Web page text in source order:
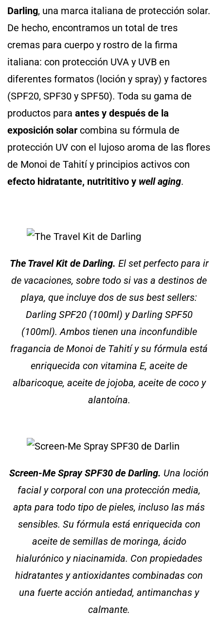
Darling, una marca italiana de protección solar.
De hecho, encontramos un total de tres
cremas para cuerpo y rostro de la firma
italiana: con protección UVA y UVB en
diferentes formatos (loción y spray) y factores
(SPF20, SPF30 y SPF50). Toda su gama de
productos para antes y después de la
exposición solar combina su fórmula de
protección UV con el lujoso aroma de las flores
de Monoi de Tahití y principios activos con
efecto hidratante, nutrititivo y well aging.
The Travel Kit de Darling. El set perfecto para ir
de vacaciones, sobre todo si vas a destinos de
playa, que incluye dos de sus best sellers:
Darling SPF20 (100ml) y Darling SPF50
(100ml). Ambos tienen una inconfundible
fragancia de Monoi de Tahití y su fórmula está
enriquecida con vitamina E, aceite de
albaricoque, aceite de jojoba, aceite de coco y
alantoína.
Screen-Me Spray SPF30 de Darling. Una loción
facial y corporal con una protección media,
apta para todo tipo de pieles, incluso las más
sensibles. Su fórmula está enriquecida con
aceite de semillas de moringa, ácido
hialurónico y niacinamida. Con propiedades
hidratantes y antioxidantes combinadas con
una fuerte acción antiedad, antimanchas y
calmante.